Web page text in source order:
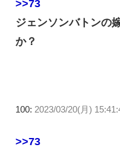
>>73
ジェンソンバトンの
か？
100: 2023/03/20(月)
>>73